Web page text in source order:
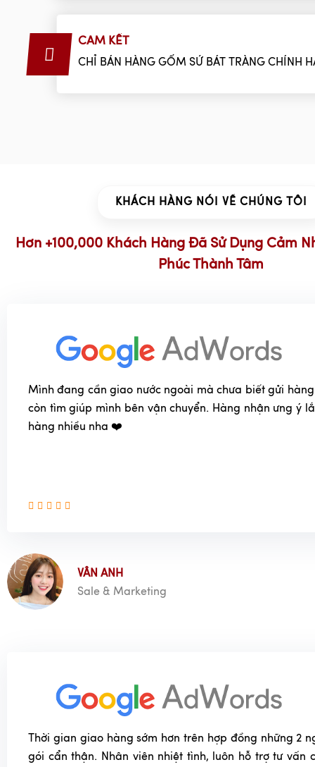
CAM KẾT
CHỈ BÁN HÀNG GỐM SỨ BÁT TRÀNG CHÍNH
KHÁCH HÀNG NÓI VỀ CHÚNG TÔI
Hơn +100,000 Khách Hàng Đã Sử Dụng Cảm
Phúc Thành Tâm
Mình đang cần giao nước ngoài mà chưa biết gửi hàng
còn tìm giúp mình bên vận chuyển. Hàng nhận ưng ý
hàng nhiều nha ❤️
VÂN ANH
Sale & Marketing
Thời gian giao hàng sớm hơn trên hợp đồng những 2
gói cẩn thận. Nhân viên nhiệt tình, luôn hỗ trợ tư vấn